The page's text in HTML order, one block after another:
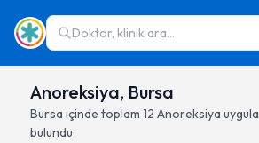
Doktor, klinik ara...
Anoreksiya, Bursa
Bursa içinde toplam 12 Anoreksiya
bulundu